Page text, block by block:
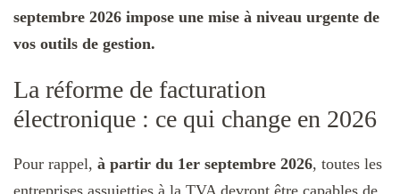
septembre 2026 impose une mise à niveau urgente de
vos outils de gestion.
La réforme de facturation
électronique : ce qui change en 2026
Pour rappel, à partir du 1er septembre 2026, toutes les
entreprises assujetties à la TVA devront être capables de